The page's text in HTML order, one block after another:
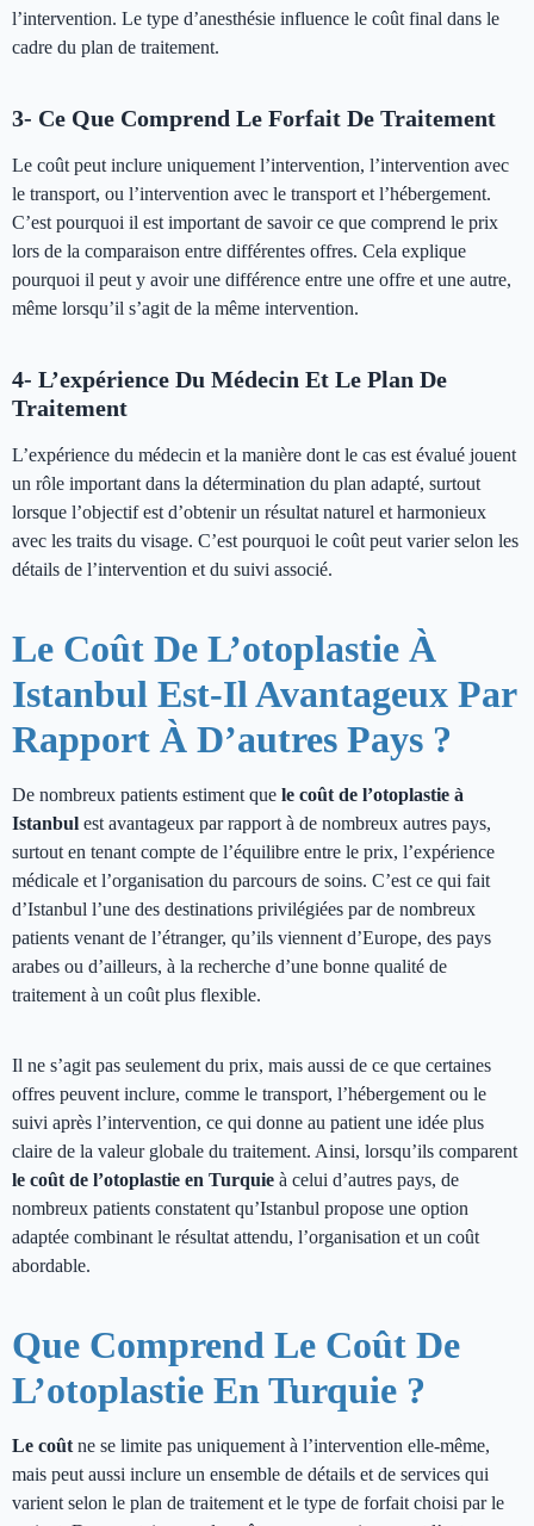
l’intervention. Le type d’anesthésie influence le coût final dans le
cadre du plan de traitement.
3- Ce Que Comprend Le Forfait De Traitement
Le coût peut inclure uniquement l’intervention, l’intervention avec
le transport, ou l’intervention avec le transport et l’hébergement.
C’est pourquoi il est important de savoir ce que comprend le prix
lors de la comparaison entre différentes offres. Cela explique
pourquoi il peut y avoir une différence entre une offre et une autre,
même lorsqu’il s’agit de la même intervention.
4- L’expérience Du Médecin Et Le Plan De
Traitement
L’expérience du médecin et la manière dont le cas est évalué jouent
un rôle important dans la détermination du plan adapté, surtout
lorsque l’objectif est d’obtenir un résultat naturel et harmonieux
avec les traits du visage. C’est pourquoi le coût peut varier selon les
détails de l’intervention et du suivi associé.
Le Coût De L’otoplastie À
Istanbul Est-Il Avantageux Par
Rapport À D’autres Pays ?
De nombreux patients estiment que le coût de l’otoplastie à
Istanbul est avantageux par rapport à de nombreux autres pays,
surtout en tenant compte de l’équilibre entre le prix, l’expérience
médicale et l’organisation du parcours de soins. C’est ce qui fait
d’Istanbul l’une des destinations privilégiées par de nombreux
patients venant de l’étranger, qu’ils viennent d’Europe, des pays
arabes ou d’ailleurs, à la recherche d’une bonne qualité de
traitement à un coût plus flexible.
Il ne s’agit pas seulement du prix, mais aussi de ce que certaines
offres peuvent inclure, comme le transport, l’hébergement ou le
suivi après l’intervention, ce qui donne au patient une idée plus
claire de la valeur globale du traitement. Ainsi, lorsqu’ils comparent
le coût de l’otoplastie en Turquie à celui d’autres pays, de
nombreux patients constatent qu’Istanbul propose une option
adaptée combinant le résultat attendu, l’organisation et un coût
abordable.
Que Comprend Le Coût De
L’otoplastie En Turquie ?
Le coût ne se limite pas uniquement à l’intervention elle-même,
mais peut aussi inclure un ensemble de détails et de services qui
varient selon le plan de traitement et le type de forfait choisi par le